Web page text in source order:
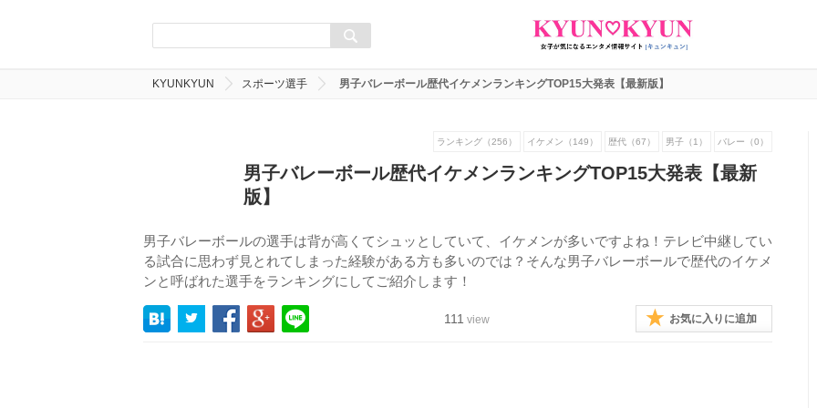
KYUNKYUN スポーツ選手 男子バレーボール歴代イケメンランキングTOP15大発表【最新版】
ランキング（256） イケメン（149） 歴代（67） 男子（1） バレー（0）
男子バレーボール歴代イケメンランキングTOP15大発表【最新
版】
男子バレーボールの選手は背が高くてシュッとしていて、イケメンが多いですよね！テレビ中継してい
る試合に思わず見とれてしまった経験がある方も多いのでは？そんな男子バレーボールで歴代のイケメ
ンと呼ばれた選手をランキングにしてご紹介します！
111 view お気に入りに追加